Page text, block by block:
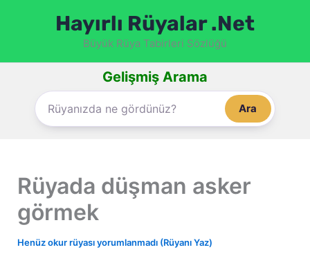
Hayırlı Rüyalar .Net
Büyük Rüya Tabirleri Sözlüğü
Gelişmiş Arama
Ara
Rüyada düşman asker
görmek
Henüz okur rüyası yorumlanmadı (Rüyanı Yaz)